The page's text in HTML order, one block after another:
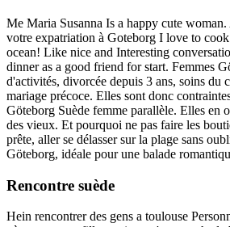
Me Maria Susanna Is a happy cute
votre expatriation à Goteborg I love to
ocean! Like nice and Interesting
dinner as a good friend for start. Femmes
d'activités, divorcée depuis 3 ans, soins du
mariage précoce. Elles sont donc
Göteborg Suède femme parallèle. Elles en
des vieux. Et pourquoi ne pas faire les
prête, aller se délasser sur la plage sans
Göteborg, idéale pour une balade
Rencontre suède
Hein rencontrer des gens a toulouse